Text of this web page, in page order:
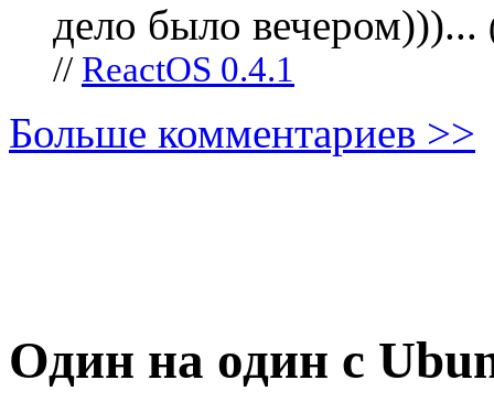
дело было вечером)))...
// ReactOS 0.4.1
Больше комментариев >>
Один на один с